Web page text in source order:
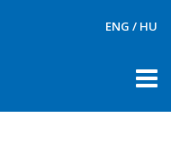
ENG / HU